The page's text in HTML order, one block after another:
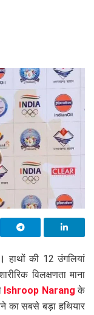
हाथों की 12 उंगलियां
विलक्षणता माना
Ishroop Narang के
का सबसे बड़ा हथियार